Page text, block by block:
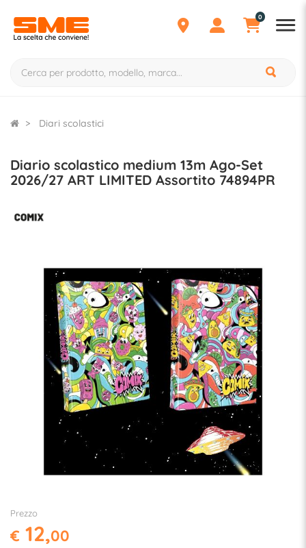
0
Diari scolastici
Diario scolastico medium 13m Ago-Set
2026/27 ART LIMITED Assortito 74894PR
Prezzo
€ 12,00